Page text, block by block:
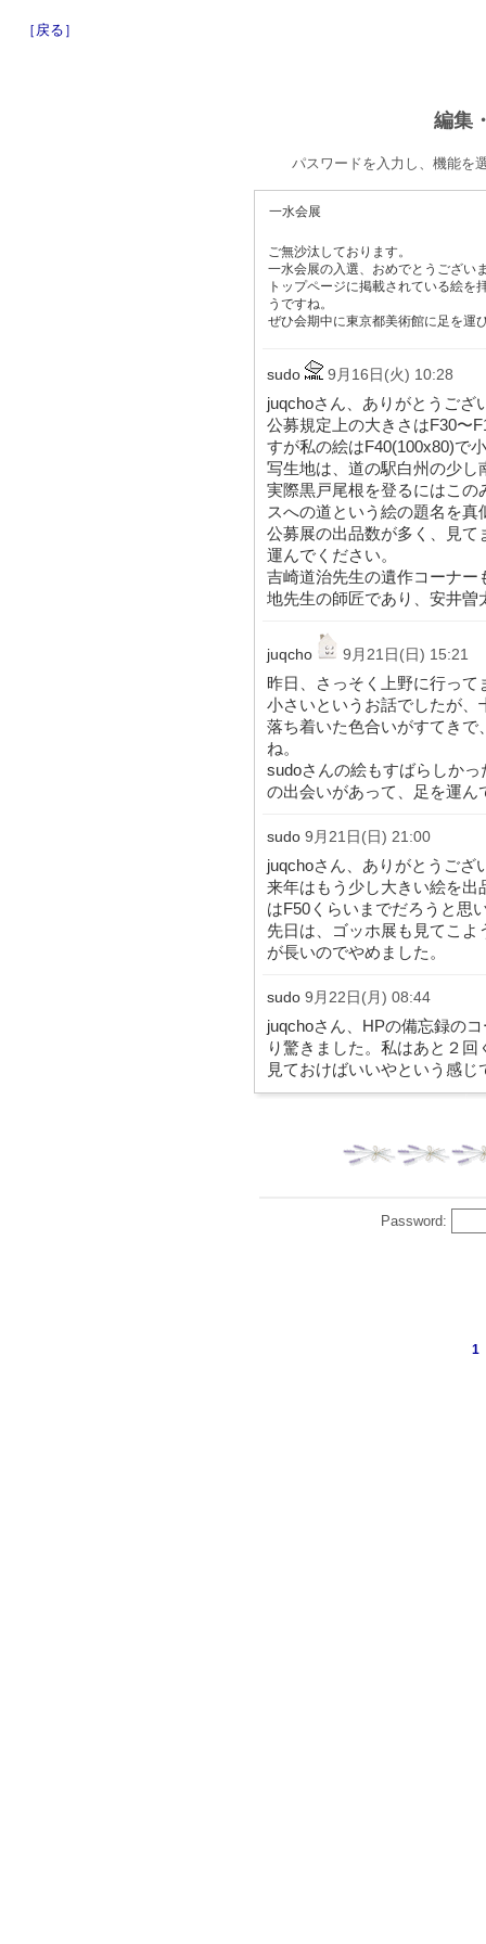
［戻る］
編集
パスワードを入力し、機能を
一水会展
ご無沙汰しております。
一水会展の入選、おめでとうござい
トップページに掲載されている絵を
うですね。
ぜひ会期中に東京都美術館に足を運
sudo 9月16日(火) 10:28
juqchoさん、ありがとうござ
公募規定上の大きさはF30〜
すが私の絵はF40(100x80)で
写生地は、道の駅白州の少し
実際黒戸尾根を登るにはこ
スへの道という絵の題名を真
公募展の出品数が多く、見
運んでください。
吉崎道治先生の遺作コーナ
地先生の師匠であり、安井
juqcho 9月21日(日) 15:21
昨日、さっそく上野に行って
小さいというお話でしたが
落ち着いた色合いがすてき
ね。
sudoさんの絵もすばらしか
の出会いがあって、足を運ん
sudo 9月21日(日) 21:00
juqchoさん、ありがとうござ
来年はもう少し大きい絵を
はF50くらいまでだろうと思
先日は、ゴッホ展も見てこ
が長いのでやめました。
sudo 9月22日(月) 08:44
juqchoさん、HPの備忘録の
り驚きました。私はあと２
見ておけばいいやという感じ
Password:
1